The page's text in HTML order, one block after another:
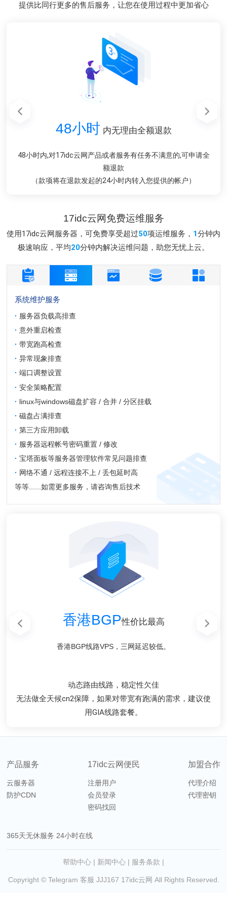
提供比同行更多的售后服务，让您在使用过程中更加省心
1对1在线售前售后服务
我们拥有专业的客服团队，无论是售前或者售后，只为让您感到
满意
48小时 内无理由全额退款
48小时内,对17idc云网产品或者服务有任务不满意的,可申请全
额退款
（款项将在退款发起的24小时内转入您提供的帐户）
1分钟 内响应您的请求
我们会在工作时间3分钟内在线回复您的请求，并且用最短的时
间解决您的难题
1对1在线售前售后服务
我们拥有专业的客服团队，无论是售前或者售后，只为让您感到
满意
48小时 内无理由全额退款
48小时内,对17idc云网产品或者服务有任务不满意的,可申请全
额退款
（款项将在退款发起的24小时内转入您提供的帐户）
17idc云网免费运维服务
使用17idc云网服务器，可免费享受超过50项运维服务， 1分钟内
极速响应，平均20分钟内解决运维问题，助您无忧上云。
系统维护服务
· 服务器负载高排查
· 意外重启检查
· 带宽跑高检查
· 异常现象排查
· 端口调整设置
· 安全策略配置
· linux与windows磁盘扩容 / 合并 / 分区挂载
· 磁盘占满排查
· 第三方应用卸载
· 服务器远程帐号密码重置 / 修改
· 宝塔面板等服务器管理软件常见问题排查
· 网络不通 / 远程连接不上 / 丢包延时高
等等......如需更多服务，请咨询售后技术
香港BGP性价比最高
香港BGP线路VPS，三网延迟较低。
动态路由线路，稳定性欠佳
无法做全天候cn2保障，如果对带宽有跑满的需求，建议使
用GIA线路套餐。
美国高防CN2GIA线路
100G防御，无视UDP攻击
去程普通线路，回程cn2 gia，均衡防御速度与防御
配合强大的云梯抗DDOS服务+金盾防火墙，有效为您的业务
保驾护航
香港CN2 GIA回程优化
Bgp.net 顶级线路提供商
CN2双向直连线路，宽带质量优秀
我司CN2自带流量清洗服务，遇攻击自动封堵，有效保证网
络整体连通性
香港GT高端系列
Mega Two香港数据中心直连
适合宽带占用需求较高站点使用
电信去程日本163，移动联通骨干直连回程CN2，是您开展
业务的最佳选择
香港BGP性价比最高
香港BGP线路VPS，三网延迟较低。
动态路由线路，稳定性欠佳
无法做全天候cn2保障，如果对带宽有跑满的需求，建议使
用GIA线路套餐。
美国高防CN2GIA线路
100G防御，无视UDP攻击
去程普通线路，回程cn2 gia，均衡防御速度与防御
配合强大的云梯抗DDOS服务+金盾防火墙，有效为您的业务
保驾护航
产品服务
云服务器
防护CDN
17idc云网便民
注册用户
会员登录
密码找回
加盟合作
代理介绍
代理密钥
365天无休服务 24小时在线
帮助中心 | 新闻中心 | 服务条款 |
Copyright © Telegram 客服 JJJ167 17idc云网 All Rights Reserved.